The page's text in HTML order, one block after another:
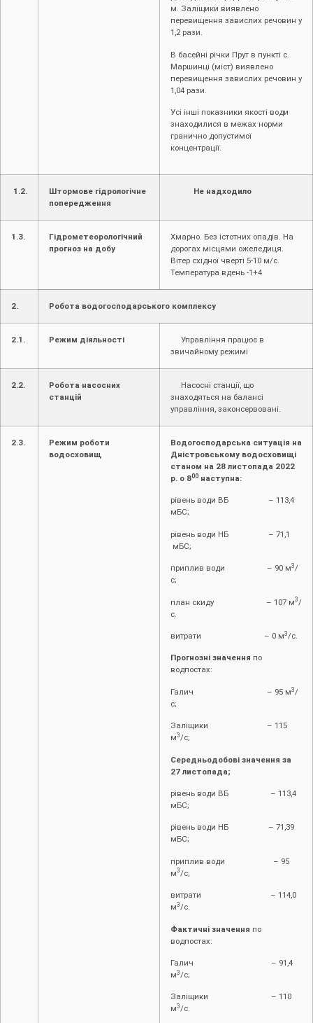
м. Заліщики виявлено
перевищення завислих речовин у
1,2 рази.
В басейні річки Прут в пункті с.
Маршинці (міст) виявлено
перевищення завислих речовин у
1,04 рази.
Усі інші показники якості води
знаходилися в межах норми
гранично допустимої
концентрації.
1.2.
Штормове гідрологічне
попередження
Не надходило
1.3.
Гідрометеорологічний
прогноз на добу
Хмарно. Без істотних опадів. На
дорогах місцями ожеледиця.
Вітер східної чверті 5-10 м/с.
Температура вдень -1+4
2. Робота водогосподарського комплексу
2.1. Режим діяльності
Управління працює в
звичайному режимі
2.2.
Робота насосних
станцій
Насосні станції, що
знаходяться на балансі
управління, законсервовані.
2.3.
Режим роботи
водосховищ
Водогосподарська ситуація на
Дністровському водосховищі
станом на 28 листопада 2022
р. о 800 наступна:
рівень води ВБ – 113,4
мБС;
рівень води НБ – 71,1
мБС;
приплив води – 90 м3/
с;
план скиду – 107 м3 /
с.
витрати – 0 м3/с.
Прогнозні значення по
водпостах:
Галич – 95 м3/
с;
Заліщики – 115
м3/с;
Середньодобові значення за
27 листопада;
рівень води ВБ – 113,4
мБС;
рівень води НБ – 71,39
мБС;
приплив води – 95
м3 /с;
витрати – 114,0
м3/с.
Фактичні значення по
водпостах:
Галич – 91,4
м3/с;
Заліщики – 110
м3/с.